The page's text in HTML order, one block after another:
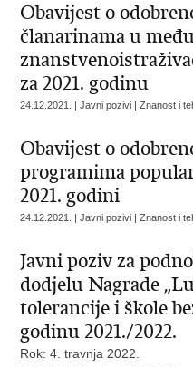
Obavijest o
članarinama u
za 2021. godinu
24.12.2021. | Javni pozivi | Znanost i
Obavijest o
programima
2021. godini
24.12.2021. | Javni pozivi | Znanost i
Javni poziv za
dodjelu Nagrade
tolerancije i škole
godinu 2021./2022.
Rok: 4. travnja 2022.